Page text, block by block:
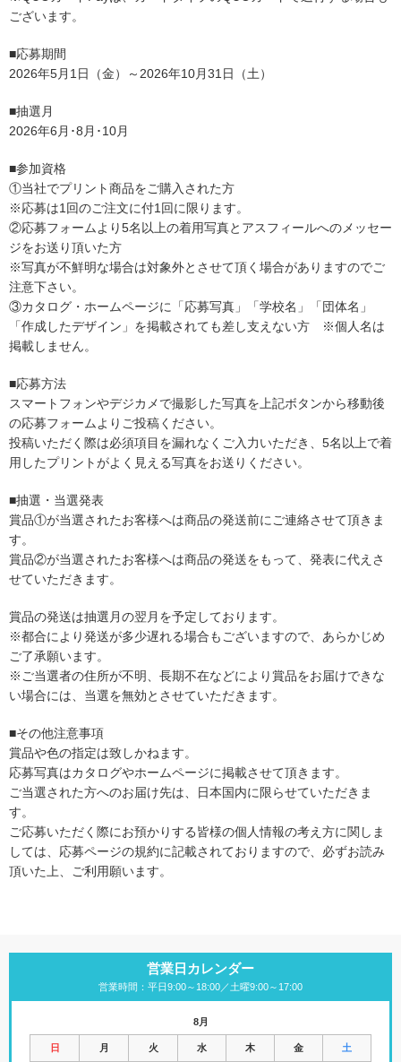
ございます。
■応募期間
2026年5月1日（金）～2026年10月31日（土）
■抽選月
2026年6月･8月･10月
■参加資格
①当社でプリント商品をご購入された方
※応募は1回のご注文に付1回に限ります。
②応募フォームより5名以上の着用写真とアスフィールへのメッセー
ジをお送り頂いた方
※写真が不鮮明な場合は対象外とさせて頂く場合がありますのでご
注意下さい。
③カタログ・ホームページに「応募写真」「学校名」「団体名」
「作成したデザイン」を掲載されても差し支えない方 ※個人名は
掲載しません。
■応募方法
スマートフォンやデジカメで撮影した写真を上記ボタンから移動後
の応募フォームよりご投稿ください。
投稿いただく際は必須項目を漏れなくご入力いただき、5名以上で着
用したプリントがよく見える写真をお送りください。
■抽選・当選発表
賞品①が当選されたお客様へは商品の発送前にご連絡させて頂きま
す。
賞品②が当選されたお客様へは商品の発送をもって、発表に代えさ
せていただきます。
賞品の発送は抽選月の翌月を予定しております。
※都合により発送が多少遅れる場合もございますので、あらかじめ
ご了承願います。
※ご当選者の住所が不明、長期不在などにより賞品をお届けできな
い場合には、当選を無効とさせていただきます。
■その他注意事項
賞品や色の指定は致しかねます。
応募写真はカタログやホームページに掲載させて頂きます。
ご当選された方へのお届け先は、日本国内に限らせていただきま
す。
ご応募いただく際にお預かりする皆様の個人情報の考え方に関しま
しては、応募ページの規約に記載されておりますので、必ずお読み
頂いた上、ご利用願います。
営業日カレンダー
営業時間：平日9:00～18:00／土曜9:00～17:00
8月
日 月 火 水 木 金 土